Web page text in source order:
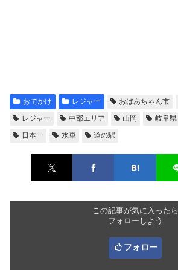
おでかけ レジャー おばあちゃん市
レジャー
中部エリア 山岡 岐阜県
日本一
水車 道の駅
この記事が気に入ったら
フォローしよう
フォロー